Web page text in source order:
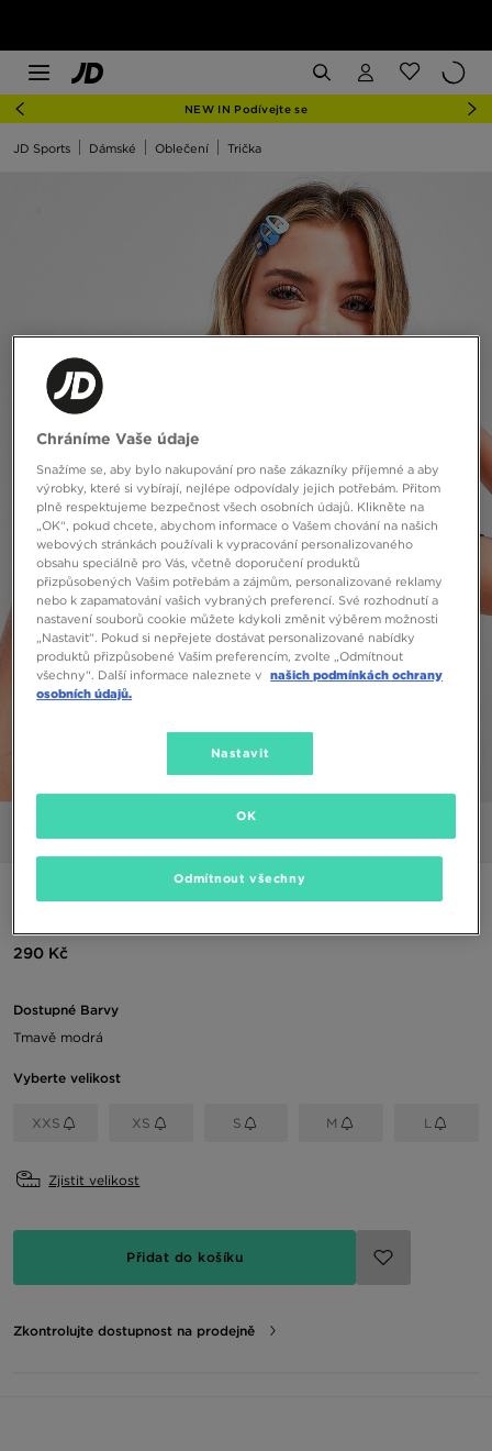
NEW IN Podívejte se
JD Sports Dámské Oblečení Trička
290 Kč
Dostupné Barvy
Tmavě modrá
Vyberte velikost
XXS XS S M L
Zjistit velikost
Přidat do košíku
Zkontrolujte dostupnost na prodejně
Chráníme Vaše údaje
Snažíme se, aby bylo nakupování pro naše zákazníky příjemné a aby
výrobky, které si vybírají, nejlépe odpovídaly jejich potřebám. Přitom
plně respektujeme bezpečnost všech osobních údajů. Klikněte na
„OK“, pokud chcete, abychom informace o Vašem chování na našich
webových stránkách používali k vypracování personalizovaného
obsahu speciálně pro Vás, včetně doporučení produktů
přizpůsobených Vašim potřebám a zájmům, personalizované reklamy
nebo k zapamatování vašich vybraných preferencí. Své rozhodnutí a
nastavení souborů cookie můžete kdykoli změnit výběrem možnosti
„Nastavit“. Pokud si nepřejete dostávat personalizované nabídky
produktů přizpůsobené Vašim preferencím, zvolte „Odmítnout
všechny“. Další informace naleznete v našich podmínkách ochrany
osobních údajů.
Nastavit
Odmítnout všechny
OK